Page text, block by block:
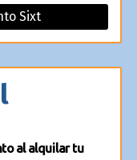
Sixt
al alquilar tu